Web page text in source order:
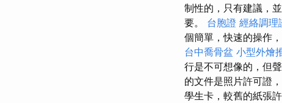
制性的，只有建議，
要。 台胞證 經絡調理
個簡單，快速的操作
台中喬骨盆 小型外燴
行是不可想像的，但
的文件是照片許可證
學生卡，較舊的紙張